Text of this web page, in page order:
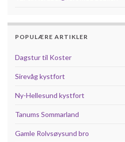
POPULÆRE ARTIKLER
Dagstur til Koster
Sirevåg kystfort
Ny-Hellesund kystfort
Tanums Sommarland
Gamle Rolvsøysund bro